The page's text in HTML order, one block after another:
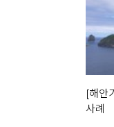
[해안
사례